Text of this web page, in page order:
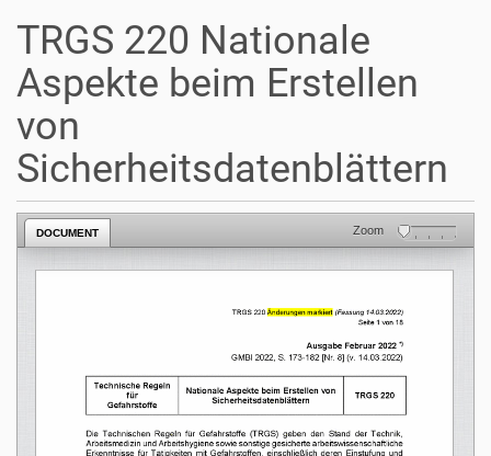
TRGS 220 Nationale
Aspekte beim Erstellen
von
Sicherheitsdatenblättern
DOCUMENT Zoom